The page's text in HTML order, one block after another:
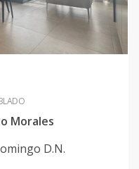
Morales
D.N.